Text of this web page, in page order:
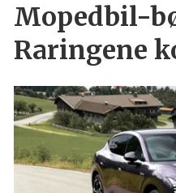
Mopedbil-
Raringene